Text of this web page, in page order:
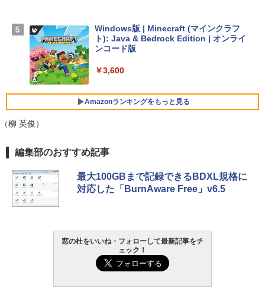
SSD インテル Core 5
￥129,800
Core i5/16GB/SSD 512GB/ホワイト) FM
VWK3E15W_AZ
Windows版 | Minecraft (マインクラフ
ト): Java & Bedrock Edition | オンライ
ンコード版
￥3,600
Amazonランキングをもっと見る
生成AIパスポート公式テキスト 第４版
￥1,766
出す プロンプトの言葉 AI画像生成シリー
ズ (はぴーイラストLabo)
￥480
Amazon Kindle Paperwhite (16GB) 7イ
ンチディスプレイ、色調調節ライト、12
週間持続バッテリー、広告なし、ブラッ
ク
Amazon Kindle - 目に優しい、かさばら
ない、大きな画面で読みやすい、6週間持
続バッテリー、6インチディスプレイ電子
書籍リーダー、ブラック、16GB、広告な
（柳 英俊）
編集部のおすすめ記事
最大100GBまで記録できるBDXL規格に
対応した「BurnAware Free」v6.5
窓の杜をいいね・フォローして最新記事をチ
ェック！